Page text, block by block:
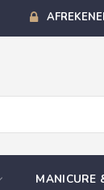
MANICURE